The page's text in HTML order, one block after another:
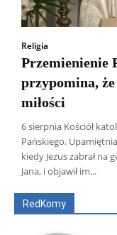
Religia
Przemienienie
przypomina,
miłości
6 sierpnia Kościół
Pańskiego.
kiedy Jezus zabrał na
Jana, i objawił im...
RedKomy
Wszyscy